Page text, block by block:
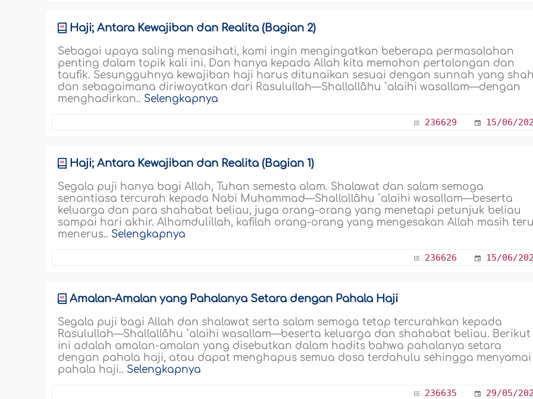
Haji; Antara Kewajiban dan Realita (Bagian 2)
Sebagai upaya saling menasihati, kami ingin mengingatkan beberapa permasalahan
penting dalam topik kali ini. Dan hanya kepada Allah kita memohon pertolongan dan
taufik. Sesungguhnya kewajiban haji harus ditunaikan sesuai dengan sunnah yang
dan sebagaimana diriwayatkan dari Rasulullah—Shallallâhu `alaihi wasallam—dengan
menghadirkan.. Selengkapnya
236629 15/06/
Haji; Antara Kewajiban dan Realita (Bagian 1)
Segala puji hanya bagi Allah, Tuhan semesta alam. Shalawat dan salam semoga
senantiasa tercurah kepada Nabi Muhammad—Shallallâhu `alaihi wasallam—beserta
keluarga dan para shahabat beliau, juga orang-orang yang menetapi petunjuk beliau
sampai hari akhir. Alhamdulillah, kafilah orang-orang yang mengesakan Allah masih
menerus.. Selengkapnya
236626 15/06/
Amalan-Amalan yang Pahalanya Setara dengan Pahala Haji
Segala puji bagi Allah dan shalawat serta salam semoga tetap tercurahkan kepada
Rasulullah—Shallallâhu `alaihi wasallam—beserta keluarga dan shahabat beliau. Berikut
ini adalah amalan-amalan yang disebutkan dalam hadits bahwa pahalanya setara
dengan pahala haji, atau dapat menghapus semua dosa terdahulu sehingga menyamai
pahala haji.. Selengkapnya
236635 29/05/